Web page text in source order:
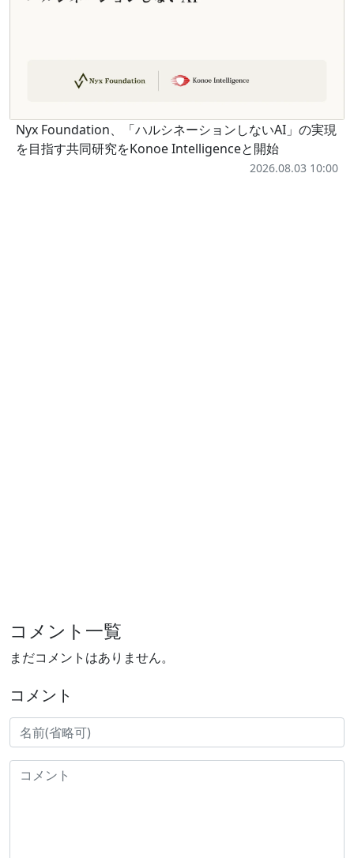
Nyx Foundation、「ハルシネーションしないAI」の実現
を目指す共同研究をKonoe Intelligenceと開始
2026.08.03 10:00
コメント一覧
まだコメントはありません。
コメント